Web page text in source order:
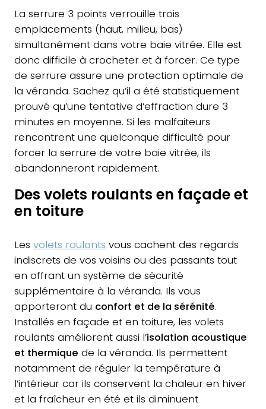
La serrure 3 points verrouille trois
emplacements (haut, milieu, bas)
simultanément dans votre baie vitrée. Elle est
donc difficile à crocheter et à forcer. Ce type
de serrure assure une protection optimale de
la véranda. Sachez qu’il a été statistiquement
prouvé qu’une tentative d’effraction dure 3
minutes en moyenne. Si les malfaiteurs
rencontrent une quelconque difficulté pour
forcer la serrure de votre baie vitrée, ils
abandonneront rapidement.
Des volets roulants en façade et
en toiture
Les volets roulants vous cachent des regards
indiscrets de vos voisins ou des passants tout
en offrant un système de sécurité
supplémentaire à la véranda. Ils vous
apporteront du confort et de la sérénité.
Installés en façade et en toiture, les volets
roulants améliorent aussi l’isolation acoustique
et thermique de la véranda. Ils permettent
notamment de réguler la température à
l’intérieur car ils conservent la chaleur en hiver
et la fraîcheur en été et ils diminuent